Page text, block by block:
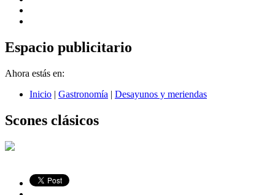
Espacio publicitario
Ahora estás en:
Inicio | Gastronomía | Desayunos y meriendas
Scones clásicos